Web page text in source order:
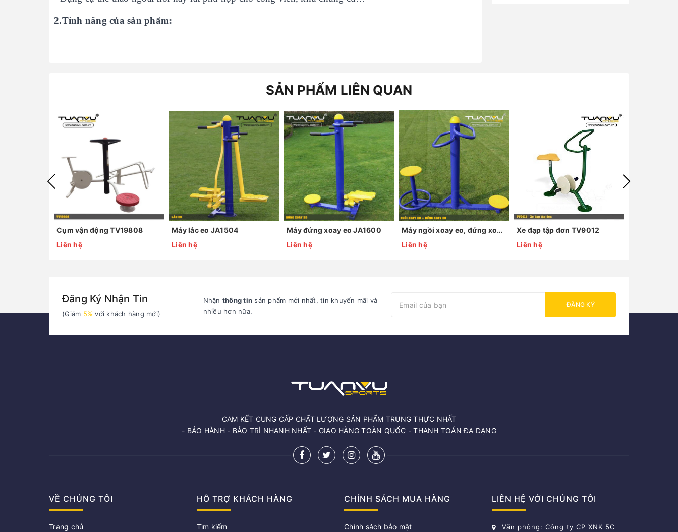
2.Tính năng của sản phẩm:
SẢN PHẨM LIÊN QUAN
Cụm vận động TV19808
Liên hệ
Máy lắc eo JA1504
Liên hệ
Máy đứng xoay eo JA1600
Liên hệ
Máy ngồi xoay eo, đứng xoay eo JA1503
Liên hệ
Xe đạp tập đơn TV9012
Liên hệ
Đăng Ký Nhận Tin
(Giảm 5% với khách hàng mới)
Nhận thông tin sản phẩm mới nhất, tin khuyến mãi và
nhiều hơn nữa.
ĐĂNG KÝ
CAM KẾT CUNG CẤP CHẤT LƯỢNG SẢN PHẨM TRUNG THỰC NHẤT
- BẢO HÀNH - BẢO TRÌ NHANH NHẤT - GIAO HÀNG TOÀN QUỐC - THANH TOÁN ĐA DẠNG
VỀ CHÚNG TÔI
Trang chủ
HỖ TRỢ KHÁCH HÀNG
Tìm kiếm
CHÍNH SÁCH MUA HÀNG
Chính sách bảo mật
LIÊN HỆ VỚI CHÚNG TÔI
Văn phòng: Công ty CP XNK 5C